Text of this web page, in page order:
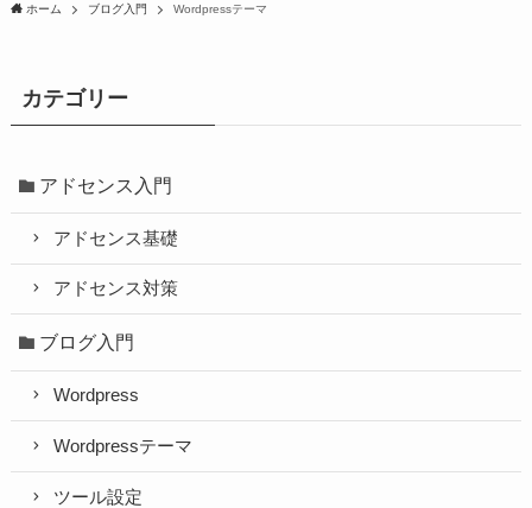
ホーム ブログ入門 Wordpressテーマ
カテゴリー
アドセンス入門
アドセンス基礎
アドセンス対策
ブログ入門
Wordpress
Wordpressテーマ
ツール設定